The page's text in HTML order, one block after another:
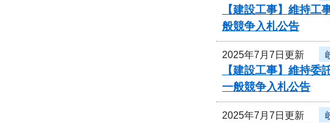
【建設工事】維持
般競争入札公告
2025年7月7日更新
【建設工事】維持
一般競争入札公告
2025年7月7日更新